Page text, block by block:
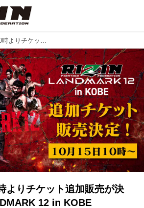
10/15（水）10時よりチケット追加販売が決定！RIZIN LANDMARK 12 in KOBE
よりチケット追加販売が決
12 in KOBE